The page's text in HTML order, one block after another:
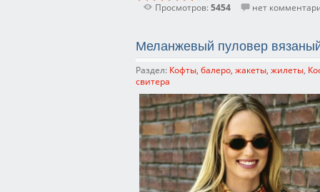
Просмотров:5454 нет
Меланжевый пуловер
Раздел: Кофты, балеро, жакеты, жилеты
свитера